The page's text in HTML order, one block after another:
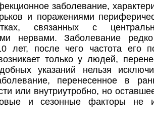
заболевание,
и поражениями
связанных с
нервами. Заболевание
лет, после чего частота его
только у людей,
указаний нельзя
перенесенное в
или внутриутробно, но
и сезонные факторы не